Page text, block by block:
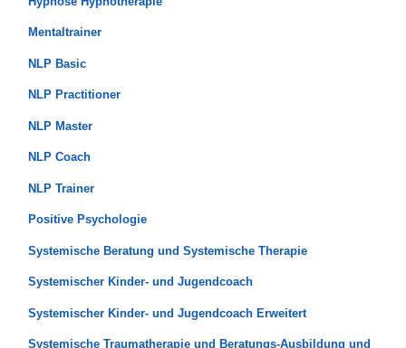
Mentaltrainer
NLP Basic
NLP Practitioner
NLP Master
NLP Coach
NLP Trainer
Positive Psychologie
Systemische Beratung und Systemische Therapie
Systemischer Kinder- und Jugendcoach
Systemischer Kinder- und Jugendcoach Erweitert
Systemische Traumatherapie und Beratungs-Ausbildung und